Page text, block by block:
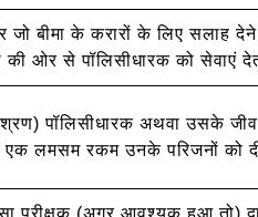
जो बीमा के करारों के लिए सलाह
की ओर से पॉलिसीधारक को सेवाएं
अथवा उसके
लमसम रकम उनके परिजनों को दी
परीक्षक (अगर आवश्यक हुआ